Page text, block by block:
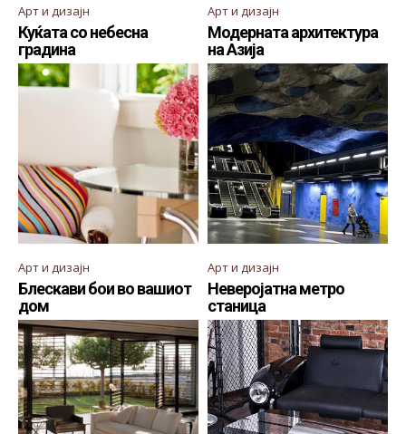
Арт и дизајн
Куќата со небесна
градина
Арт и дизајн
Модерната архитектура
на Азија
Арт и дизајн
Блескави бои во вашиот
дом
Арт и дизајн
Неверојатна метро
станица